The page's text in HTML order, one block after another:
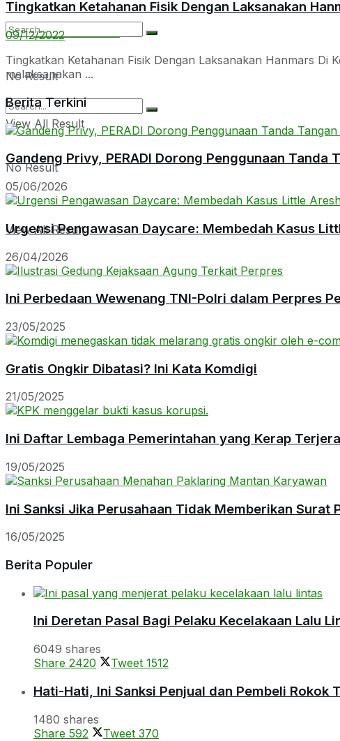
Informasi Publik
No Result
View All Result
No Result
View All Result
Tingkatkan Ketahanan Fisik Dengan Laksanakan
09/12/2022
Tingkatkan Ketahanan Fisik Dengan Laksanakan Hanmars
melaksanakan ...
Berita Terkini
Gandeng Privy, PERADI Dorong Penggunaan
05/06/2026
Urgensi Pengawasan Daycare: Membedah Kasus
26/04/2026
Ini Perbedaan Wewenang TNI-Polri dalam Perpres
23/05/2025
Gratis Ongkir Dibatasi? Ini Kata Komdigi
21/05/2025
Ini Daftar Lembaga Pemerintahan yang Kerap
19/05/2025
Ini Sanksi Jika Perusahaan Tidak Memberikan Surat
16/05/2025
Berita Populer
Ini Deretan Pasal Bagi Pelaku Kecelakaan Lalu
6049 shares
Share 2420 Tweet 1512
Hati-Hati, Ini Sanksi Penjual dan Pembeli Rokok
1480 shares
Share 592 Tweet 370